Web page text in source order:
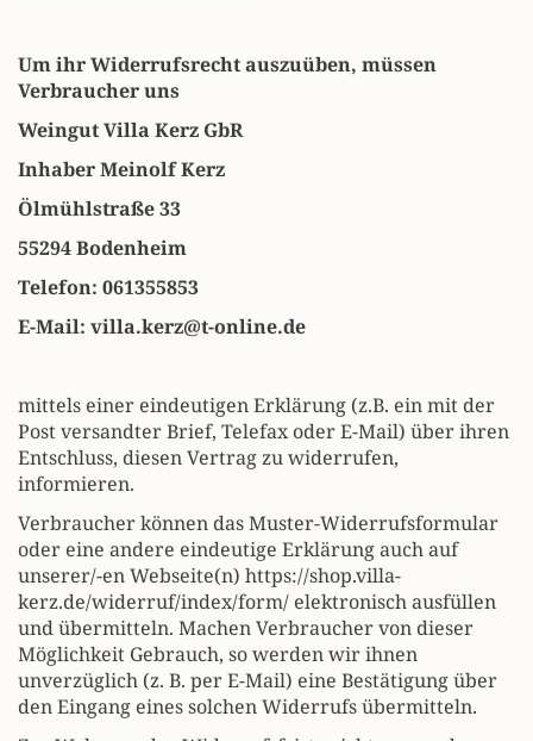
Um ihr Widerrufsrecht auszuüben, müssen
Verbraucher uns
Weingut Villa Kerz GbR
Inhaber Meinolf Kerz
Ölmühlstraße 33
55294 Bodenheim
Telefon: 061355853
E-Mail: villa.kerz@t-online.de
mittels einer eindeutigen Erklärung (z.B. ein mit der
Post versandter Brief, Telefax oder E-Mail) über ihren
Entschluss, diesen Vertrag zu widerrufen,
informieren.
Verbraucher können das Muster-Widerrufsformular
oder eine andere eindeutige Erklärung auch auf
unserer/-en Webseite(n) https://shop.villa-
kerz.de/widerruf/index/form/ elektronisch ausfüllen
und übermitteln. Machen Verbraucher von dieser
Möglichkeit Gebrauch, so werden wir ihnen
unverzüglich (z. B. per E-Mail) eine Bestätigung über
den Eingang eines solchen Widerrufs übermitteln.